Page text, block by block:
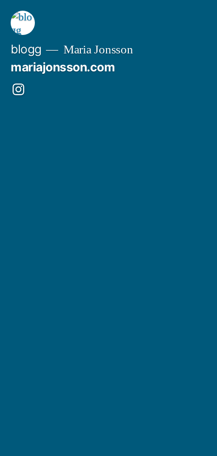
Skip
content
blogg Maria Jonsson
mariajonsson.com
Instagram: